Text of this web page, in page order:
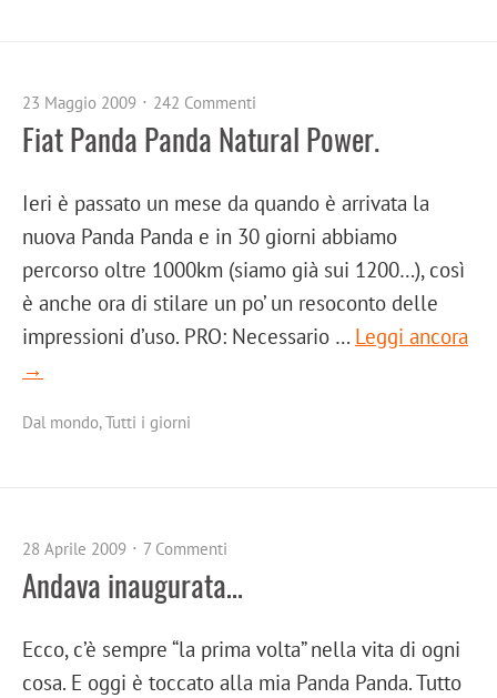
23 Maggio 2009 242 Commenti
Fiat Panda Panda Natural Power.
Ieri è passato un mese da quando è arrivata la
nuova Panda Panda e in 30 giorni abbiamo
percorso oltre 1000km (siamo già sui 1200…), così
è anche ora di stilare un po’ un resoconto delle
impressioni d’uso. PRO: Necessario … Leggi ancora
→
Dal mondo,Tutti i giorni
28 Aprile 2009 7 Commenti
Andava inaugurata…
Ecco, c’è sempre “la prima volta” nella vita di ogni
cosa. E oggi è toccato alla mia Panda Panda. Tutto